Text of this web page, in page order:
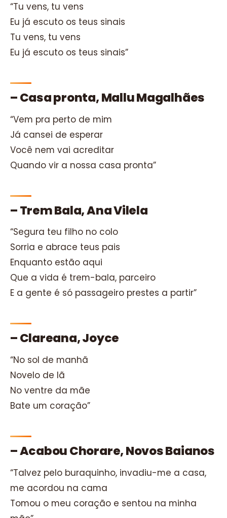
“Tu vens, tu vens
Eu já escuto os teus sinais
Tu vens, tu vens
Eu já escuto os teus sinais”
– Casa pronta, Mallu Magalhães
“Vem pra perto de mim
Já cansei de esperar
Você nem vai acreditar
Quando vir a nossa casa pronta”
– Trem Bala, Ana Vilela
“Segura teu filho no colo
Sorria e abrace teus pais
Enquanto estão aqui
Que a vida é trem-bala, parceiro
E a gente é só passageiro prestes a partir”
– Clareana, Joyce
“No sol de manhã
Novelo de lã
No ventre da mãe
Bate um coração”
– Acabou Chorare, Novos Baianos
“Talvez pelo buraquinho, invadiu-me a casa,
me acordou na cama
Tomou o meu coração e sentou na minha